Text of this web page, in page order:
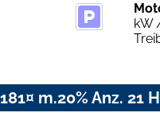
kW
m.20% Anz. 21